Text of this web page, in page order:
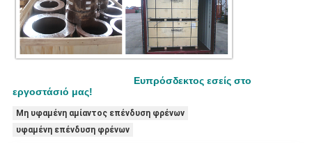
Ευπρόσδεκτος εσείς στο
εργοστάσιό μας!
Μη υφαμένη αμίαντος επένδυση φρένων
υφαμένη επένδυση φρένων